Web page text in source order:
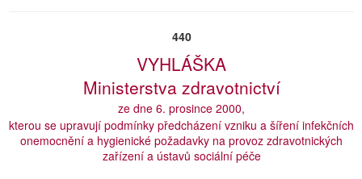
440
VYHLÁŠKA
Ministerstva zdravotnictví
ze dne 6. prosince 2000,
kterou se upravují podmínky předcházení vzniku a šíření infekčních
onemocnění a hygienické požadavky na provoz zdravotnických
zařízení a ústavů sociální péče